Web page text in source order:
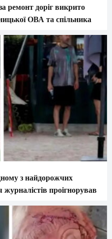
ремонт доріг викрито
ОВА та спільника
з найдорожчих
журналістів проігнорував